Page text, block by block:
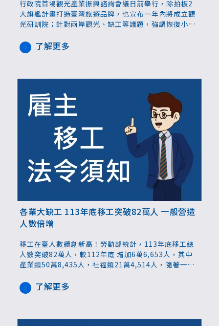
行政院首場觀光產業振興諮詢會議日前舉行，除拍板2
大旗艦計畫打造臺灣旅遊品牌，也宣布一年內將成立觀
光研訓院；針對兩岸觀光、缺工等議題，強調恢復小兩
議，未來可針對議題分組討論，提出更具體有效的解決
方案，也反映目前業者在申請實習生時遭遇的難題。
了解更多
各業大缺工 113年底移工突破82萬人 一般營造
人數倍增
移工在臺人數續創新高！勞動部統計，113年底移工總
人數突破82萬人，較112年底 增加6萬6,653人，其中
產業類50萬8,435人，社福類21萬4,514人，隨著一般
來看，以印尼籍30萬2,920人最多，其次為越南籍28萬
3,584人，菲律賓、泰國籍則分別有16萬596人、7萬
了解更多